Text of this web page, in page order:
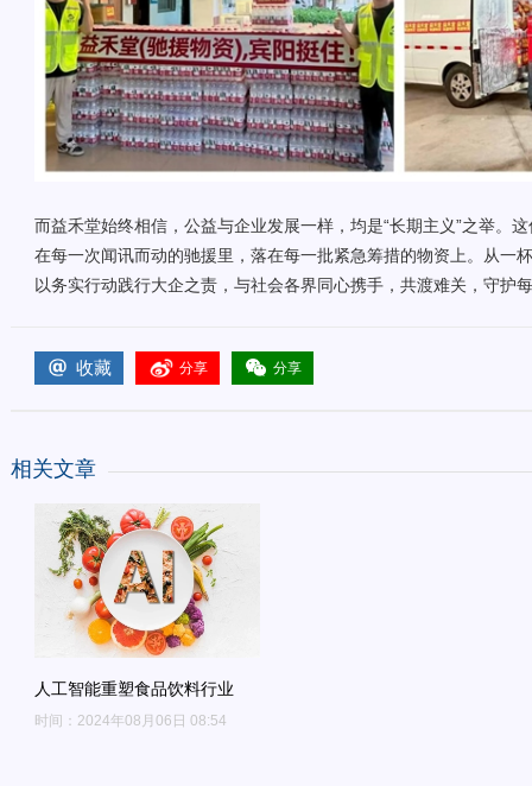
而益禾堂始终相信，公益与企业发展一样，均是“长期主义”之举。
在每一次闻讯而动的驰援里，落在每一批紧急筹措的物资上。从一
以务实行动践行大企之责，与社会各界同心携手，共渡难关，守护
收藏 分享 分享
相关文章
人工智能重塑食品饮料行业
时间：2024年08月06日 08:54